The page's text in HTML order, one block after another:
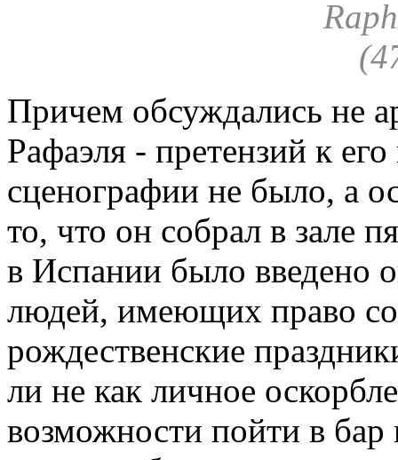
Причем обсуждались не
Рафаэля - претензий к
сценографии не было, а
то, что он собрал в зале
в Испании было введено
людей, имеющих право
рождественские
ли не как личное
возможности пойти в